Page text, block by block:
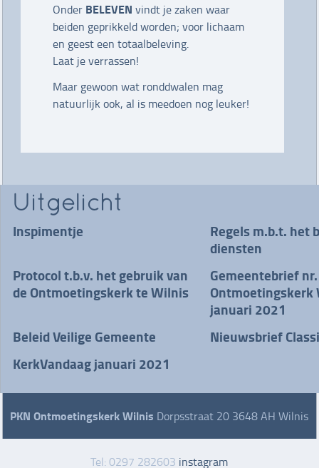
Onder BELEVEN vindt je zaken waar
beiden geprikkeld worden; voor lichaam
en geest een totaalbeleving.
Laat je verrassen!
Maar gewoon wat ronddwalen mag
natuurlijk ook, al is meedoen nog leuker!
Uitgelicht
Inspimentje
Regels m.b.t. het
diensten
Protocol t.b.v. het gebruik van
de Ontmoetingskerk te Wilnis
Gemeentebrief
Ontmoetingskerk
januari 2021
Beleid Veilige Gemeente
Nieuwsbrief
KerkVandaag januari 2021
PKN Ontmoetingskerk Wilnis Dorpsstraat 20 3648 AH Wilnis
Tel: 0297 282603 instagram